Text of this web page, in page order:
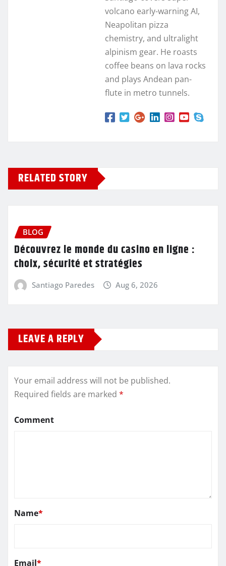
volcano early-warning AI,
Neapolitan pizza
chemistry, and ultralight
alpinism gear. He roasts
coffee beans on lava rocks
and plays Andean pan-
flute in metro tunnels.
RELATED STORY
BLOG
Découvrez le monde du casino en ligne :
choix, sécurité et stratégies
Santiago Paredes Aug 6, 2026
LEAVE A REPLY
Your email address will not be published.
Required fields are marked *
Comment
Name*
Email*